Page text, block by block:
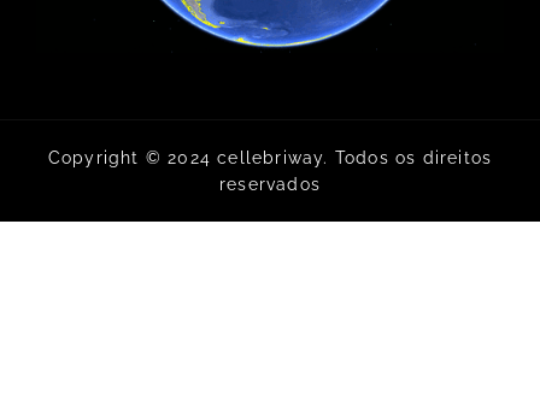
Copyright © 2024 cellebriway. Todos os direitos
reservados